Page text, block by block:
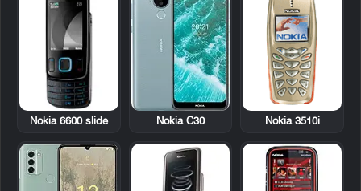
Nokia 3510i
Nokia C30
Nokia 6600 slide